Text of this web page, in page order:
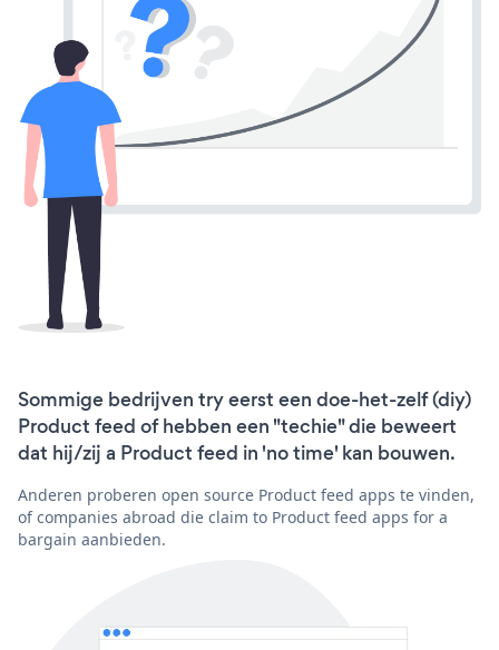
Sommige bedrijven try eerst een doe-het-zelf (diy)
Product feed of hebben een "techie" die beweert
dat hij/zij a Product feed in 'no time' kan bouwen.
Anderen proberen open source Product feed apps te vinden,
of companies abroad die claim to Product feed apps for a
bargain aanbieden.